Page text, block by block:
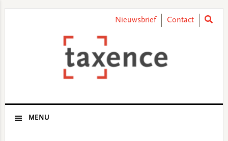
Nieuwsbrief Contact
MENU